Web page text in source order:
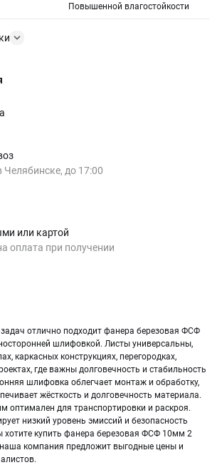
Повышенной влагостойкости
Челябинске, до 17:00
или картой
оплата при получении
отлично подходит фанера березовая ФСФ
шлифовкой. Листы универсальны,
каркасных конструкциях, перегородках,
где важны долговечность и стабильность
шлифовка облегчает монтаж и обработку,
жёсткость и долговечность материала.
оптимален для транспортировки и раскроя.
низкий уровень эмиссий и безопасность
хотите купить фанера березовая ФСФ 10мм 2
компания предложит выгодные цены и